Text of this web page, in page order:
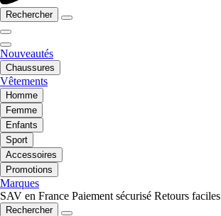
Rechercher
Nouveautés
Chaussures
Vêtements
Homme
Femme
Enfants
Sport
Accessoires
Promotions
Marques
SAV en France Paiement sécurisé Retours faciles
Rechercher